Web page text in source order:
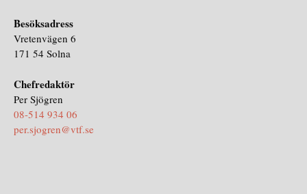
Besöksadress
Vretenvägen 6
171 54 Solna
Chefredaktör
Per Sjögren
08-514 934 06
per.sjogren@vtf.se